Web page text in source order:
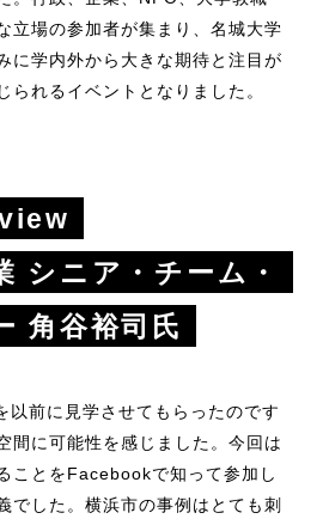
立場の参加者が集まり、名城大学
に学内外から大きな期待と注目が
られるイベントとなりました。
シニア・チーム・
角谷裕司氏
以前に見学させてもらったのです
間に可能性を感じました。今回は
ことをFacebookで知って参加し
でした。横浜市の事例はとても刺